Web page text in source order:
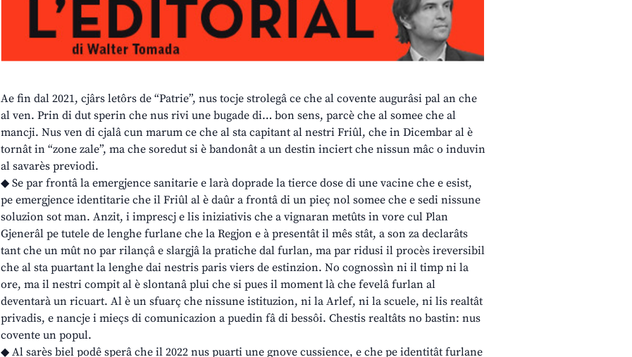
Ae fin dal 2021, cjârs letôrs de “Patrie”, nus tocje strolegâ ce che al covente augurâsi pal an che
al ven. Prin di dut sperin che nus rivi une bugade di… bon sens, parcè che al somee che al
mancji. Nus ven di cjalâ cun marum ce che al sta capitant al nestri Friûl, che in Dicembar al è
tornât in “zone zale”, ma che soredut si è bandonât a un destin inciert che nissun mâc o induvin
al savarès previodi.
◆ Se par frontâ la emergjence sanitarie e larà doprade la tierce dose di une vacine che e esist,
pe emergjence identitarie che il Friûl al è daûr a frontâ di un pieç nol somee che e sedi nissune
soluzion sot man. Anzit, i imprescj e lis iniziativis che a vignaran metûts in vore cul Plan
Gjenerâl pe tutele de lenghe furlane che la Regjon e à presentât il mês stât, a son za declarâts
tant che un mût no par rilançâ e slargjâ la pratiche dal furlan, ma par ridusi il procès ireversibil
che al sta puartant la lenghe dai nestris paris viers de estinzion. No cognossìn ni il timp ni la
ore, ma il nestri compit al è slontanâ plui che si pues il moment là che fevelâ furlan al
deventarà un ricuart. Al è un sfuarç che nissune istituzion, ni la Arlef, ni la scuele, ni lis realtât
privadis, e nancje i mieçs di comunicazion a puedin fâ di bessôi. Chestis realtâts no bastin: nus
covente un popul.
◆ Al sarès biel podê sperâ che il 2022 nus puarti une gnove cussience, e che pe identitât furlane